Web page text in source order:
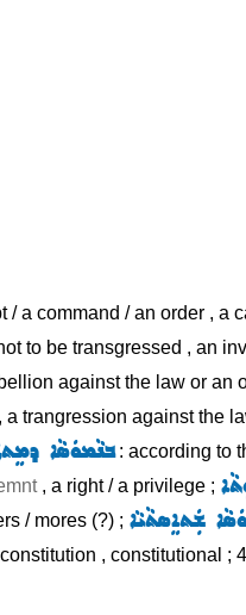
/ a command / an order , a
to be transgressed , an
against the law or an
trangression against the
ܒܢܵܡܘܿܣܵܐ: according to
, a right / a privilege ;
/ mores (?) ; ܫܲܬܐܸܣܬܵܝܵܐ
, constitutional ;